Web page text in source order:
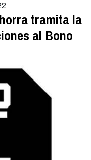
tramita la
al Bono